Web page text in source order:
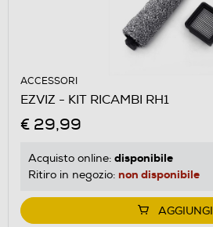
ACCESSORI
EZVIZ - KIT RICAMBI RH1
€ 29,99
Acquisto online: disponibile
Ritiro in negozio: non disponibile
AGGIUNGI